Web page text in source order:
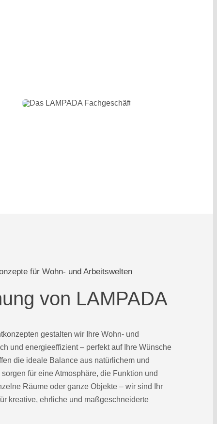
für Wohn- und Arbeitswelten
von LAMPADA
gestalten wir Ihre Wohn- und
und energieeffizient – perfekt auf Ihre Wünsche
die ideale Balance aus natürlichem und
für eine Atmosphäre, die Funktion und
Räume oder ganze Objekte – wir sind Ihr
kreative, ehrliche und maßgeschneiderte